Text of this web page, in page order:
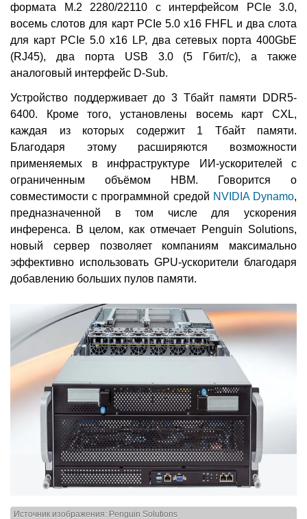
формата M.2 2280/22110 с интерфейсом PCIe 3.0,
восемь слотов для карт PCIe 5.0 x16 FHFL и два слота
для карт PCIe 5.0 x16 LP, два сетевых порта 400GbE
(RJ45), два порта USB 3.0 (5 Гбит/с), а также
аналоговый интерфейс D-Sub.
Устройство поддерживает до 3 Тбайт памяти DDR5-
6400. Кроме того, установлены восемь карт CXL,
каждая из которых содержит 1 Тбайт памяти.
Благодаря этому расширяются возможности
применяемых в инфраструктуре ИИ-ускорителей с
ограниченным объёмом HBM. Говорится о
совместимости с программной средой NVIDIA Dynamo,
предназначенной в том числе для ускорения
инференса. В целом, как отмечает Penguin Solutions,
новый сервер позволяет компаниям максимально
эффективно использовать GPU-ускорители благодаря
добавлению больших пулов памяти.
Источник изображения: Penguin Solutions